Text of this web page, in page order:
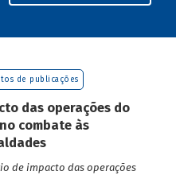
de publicações
das operações do
no combate às
de impacto das operações